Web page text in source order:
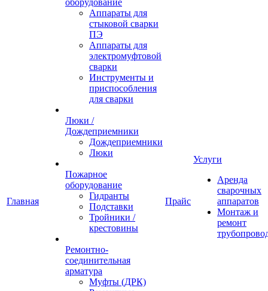
Главная
оборудование
Аппараты для
стыковой сварки
ПЭ
Аппараты для
электромуфтовой
сварки
Инструменты и
приспособления
для сварки
Люки /
Дождеприемники
Дождеприемники
Люки
Пожарное
оборудование
Гидранты
Подставки
Тройники /
крестовины
Ремонтно-
соединительная
арматура
Муфты (ДРК)
Прайс
Услуги
Аренда
сварочных
аппаратов
Монтаж и
ремонт